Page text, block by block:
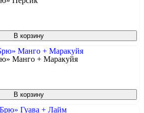
В корзину
Манго + Маракуйя
В корзину